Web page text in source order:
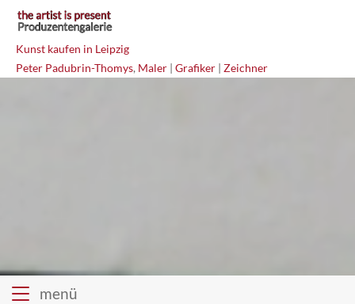
Kunst kaufen in Leipzig
Peter Padubrin-Thomys, Maler | Grafiker | Zeichner
menü